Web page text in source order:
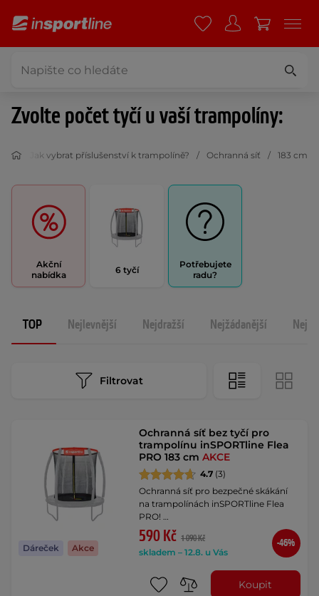
Zvolte počet tyčí u vaší trampolíny:
Jak vybrat příslušenství k trampolíně? Ochranná síť 183 cm
Akční
nabídka
6 tyčí
Potřebujete
radu?
TOP Nejlevnější Nejdražší Nejžádanější
Filtrovat
Dáreček Akce
Ochranná síť bez tyčí pro
trampolínu inSPORTline Flea
PRO 183 cmAKCE
4.7 (3)
Ochranná síť pro bezpečné skákání
na trampolínách inSPORTline Flea
PRO! …
590 Kč 1 090 Kč
skladem – 12.8. u Vás
-46%
Koupit